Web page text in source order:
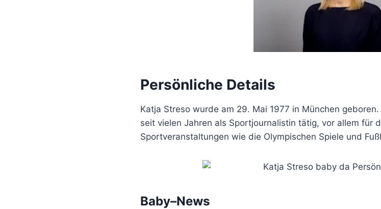
Persönliche Details
Katja Streso wurde am 29. Mai 1977 in München
seit vielen Jahren als Sportjournalistin tätig, vor allem für
Sportveranstaltungen wie die Olympischen Spiele und
Baby–News